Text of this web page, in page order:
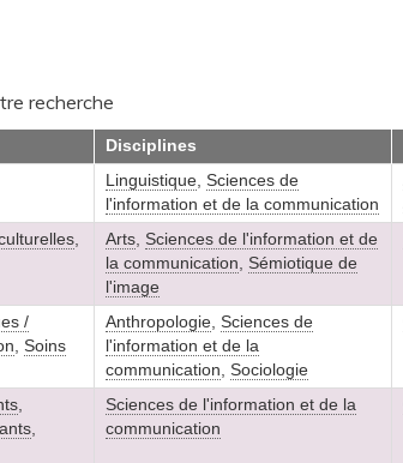
recherche
Disciplines
Linguistique Sciences de
l'information et de la communication
Arts Sciences de l'information et de
la communication
Sémiotique de
l'image
/
Soins
Anthropologie Sciences de
l'information et de la
communication Sociologie
Sciences de l'information et de la
communication